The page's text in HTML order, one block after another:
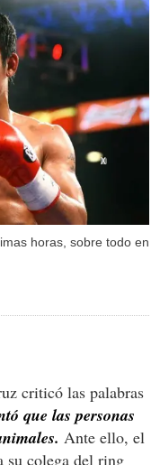
horas, sobre todo en
X
criticó las palabras
que las personas
Ante ello, el
su colega del ring